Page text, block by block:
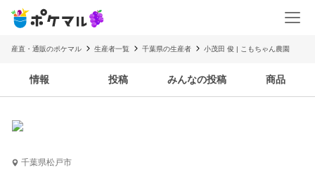
産直・通販のポケマル 生産者一覧 千葉県の生産者 小茂田 俊 | こもちゃん農園
情報 投稿 みんなの投稿 商品
千葉県松戸市